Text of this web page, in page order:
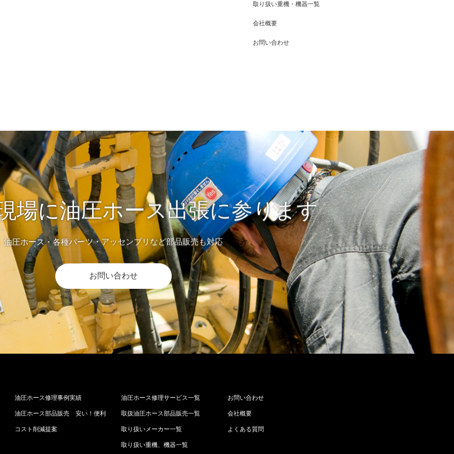
取り扱い重機・機器一覧
会社概要
お問い合わせ
場に油圧ホース出張に参ります
油圧ホース・各種パーツ・アッセンブリなど部品販売も対応
お問い合わせ
油圧ホース修理事例実績
油圧ホース部品販売 安い！便利
コスト削減提案
油圧ホース修理サービス一覧
取扱油圧ホース部品販売一覧
取り扱いメーカー一覧
取り扱い重機、機器一覧
お問い合わせ
会社概要
よくある質問